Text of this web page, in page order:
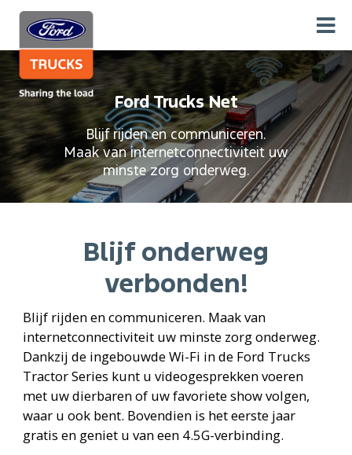
Ford Trucks Net
Blijf rijden en communiceren.
Maak van internetconnectiviteit uw
minste zorg onderweg.
Blijf onderweg
verbonden!
Blijf rijden en communiceren. Maak van
internetconnectiviteit uw minste zorg onderweg.
Dankzij de ingebouwde Wi-Fi in de Ford Trucks
Tractor Series kunt u videogesprekken voeren
met uw dierbaren of uw favoriete show volgen,
waar u ook bent. Bovendien is het eerste jaar
gratis en geniet u van een 4.5G-verbinding.